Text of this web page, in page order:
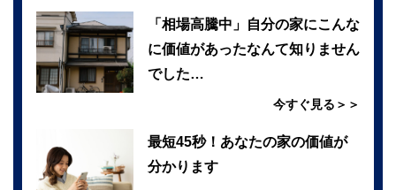
「相場高騰中」自分の家にこんな
に価値があったなんて知りません
でした…
今すぐ見る＞＞
最短45秒！あなたの家の価値が
分かります